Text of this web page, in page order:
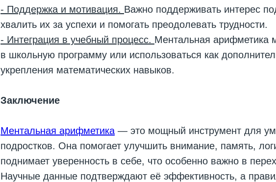
- Поддержка и мотивация. Важно поддерживать интерес
хвалить их за успехи и помогать преодолевать трудности.
- Интеграция в учебный процесс. Ментальная арифметика
в школьную программу или использоваться как
укрепления математических навыков.
Заключение
Ментальная арифметика — это мощный инструмент для
подростков. Она помогает улучшить внимание, память,
поднимает уверенность в себе, что особенно важно в
Научные данные подтверждают её эффективность, а